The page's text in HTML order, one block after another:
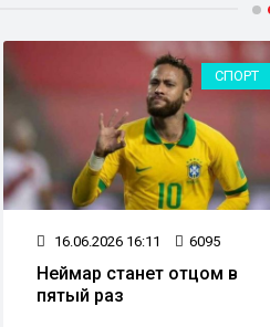
СПОРТ
16.06.2026 16:11 6095
Неймар станет отцом в
пятый раз